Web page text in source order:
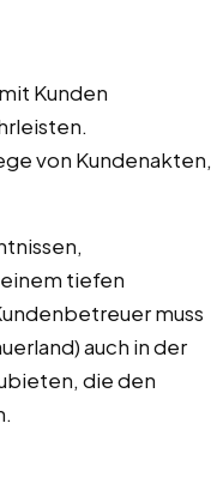
Kunden
von Kundenakten,
tiefen
muss
auch in der
die den